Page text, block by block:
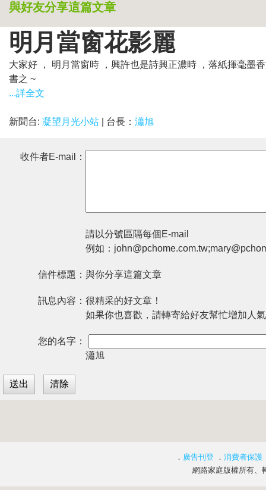
與好友分享這篇文章
明月當窗花影麗
大家好 ， 明月當窗時 ，興許也是詩興正濃時 ，落紙揮毫墨
書之 ~
...詳全文
新聞台: 凝望月光小站 | 台長： 瀟旭
收件者E-mail：
請以分號區隔每個E-mail
例如：
信件標題： 與你分享這篇文章
訊息內容： 很精采的好文章！
如果你也喜歡，請轉寄給好友幫忙增加人
您的名字：
瀟旭
． 廣告刊登 ． 消費者保護
網路家庭版權所有、